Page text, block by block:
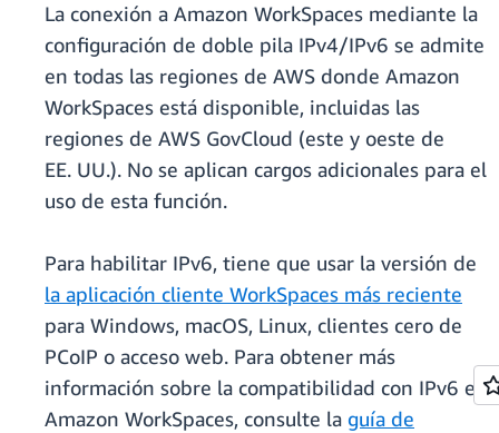
La conexión a Amazon WorkSpaces mediante la
configuración de doble pila IPv4/IPv6 se admite
en todas las regiones de AWS donde Amazon
WorkSpaces está disponible, incluidas las
regiones de AWS GovCloud (este y oeste de
EE. UU.). No se aplican cargos adicionales para el
uso de esta función.
Para habilitar IPv6, tiene que usar la versión de
la aplicación cliente WorkSpaces más reciente
para Windows, macOS, Linux, clientes cero de
PCoIP o acceso web. Para obtener más
información sobre la compatibilidad con IPv6 en
Amazon WorkSpaces, consulte la guía de